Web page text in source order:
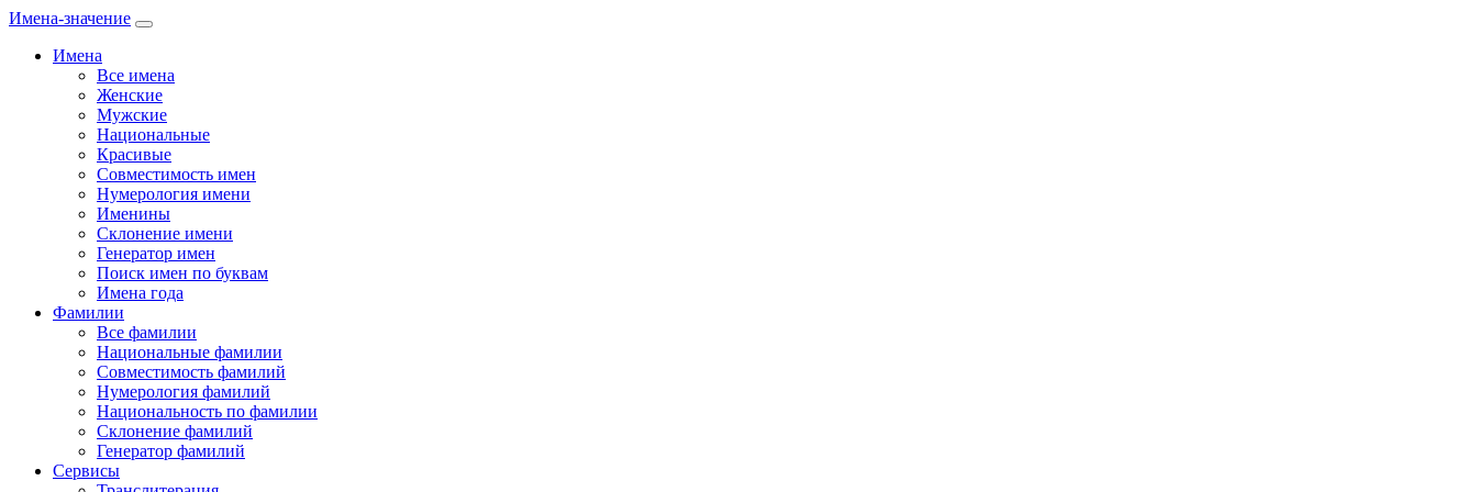
Имена-значение
Имена
Все имена
Женские
Мужские
Национальные
Красивые
Совместимость имен
Нумерология имени
Именины
Склонение имени
Генератор имен
Поиск имен по буквам
Имена года
Фамилии
Все фамилии
Национальные фамилии
Совместимость фамилий
Нумерология фамилий
Национальность по фамилии
Склонение фамилий
Генератор фамилий
Сервисы